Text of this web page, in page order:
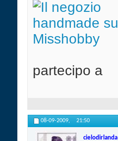
partecipo a
08-09-2009, 21:50
cielodirlanda